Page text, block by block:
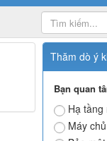
Thăm dò ý
Bạn quan
Hạ tầng
Máy chủ